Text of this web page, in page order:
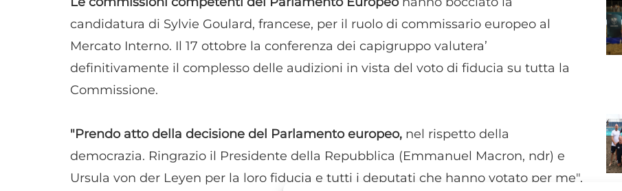
candidatura di Sylvie Goulard, francese, per il ruolo di commissario europeo al
Mercato Interno. Il 17 ottobre la conferenza dei capigruppo valutera’
definitivamente il complesso delle audizioni in vista del voto di fiducia su tutta la
Commissione.
"Prendo atto della decisione del Parlamento europeo, nel rispetto della
democrazia. Ringrazio il Presidente della Repubblica (Emmanuel Macron, ndr) e
Ursula von der Leyen per la loro fiducia e tutti i deputati che hanno votato per me",